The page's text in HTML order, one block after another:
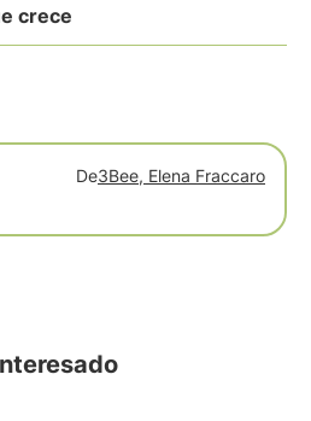
crece
De3Bee, Elena Fraccaro